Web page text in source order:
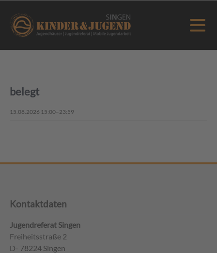
belegt
15.08.2026 15:00–23:59
Kontaktdaten
Jugendreferat Singen
Freiheitsstraße 2
D- 78224 Singen